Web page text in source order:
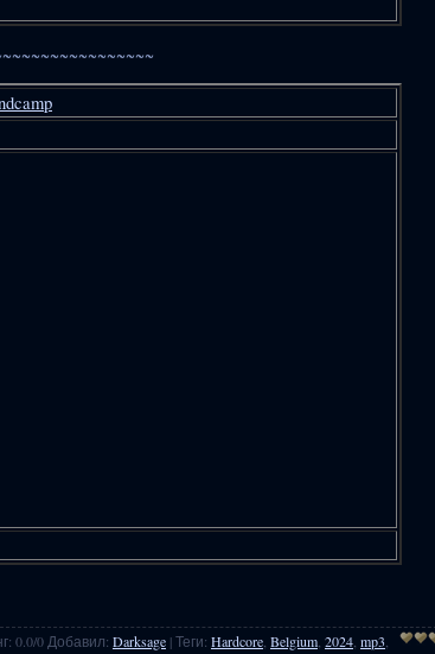
: 0.0/0 Добавил: Darksage |Теги: Hardcore Belgium 2024 mp3